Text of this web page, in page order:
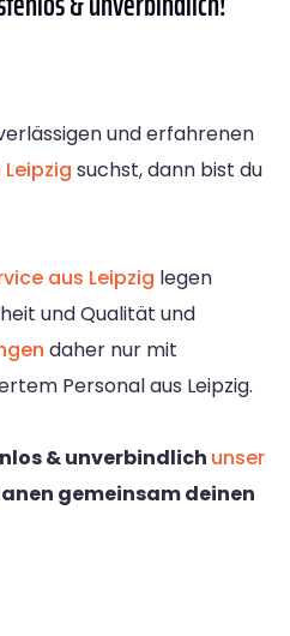
und erfahrenen
suchst, dann bist du
aus Leipzig legen
und Qualität und
daher nur mit
Personal aus Leipzig.
& unverbindlich unser
gemeinsam deinen